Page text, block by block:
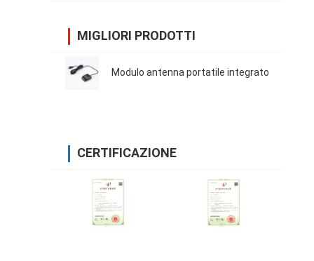
MIGLIORI PRODOTTI
Modulo antenna portatile integrato
CERTIFICAZIONE